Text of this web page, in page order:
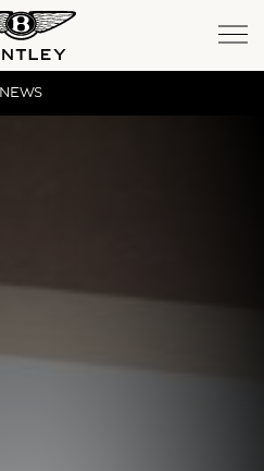
Bentayga
New Continental GT Convertible
NEWS